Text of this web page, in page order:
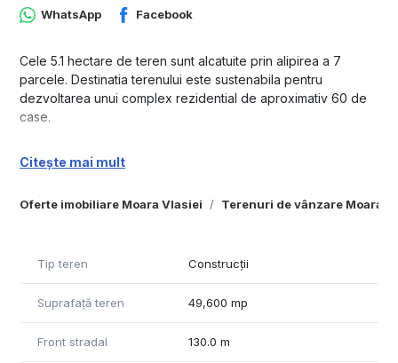
Oferte imobiliare Moara Vlasiei Terenuri de vânzare Moara
WhatsApp Facebook
Cele 5.1 hectare de teren sunt alcatuite prin alipirea a 7
parcele. Destinatia terenului este sustenabila pentru
dezvoltarea unui complex rezidential de aproximativ 60 de
case.
(extravilan) si este necesara implementarea unui PUZ (plan
permis.
Caciulati, in tarla 123 din comuna Moara Vlasiei, in apropierea
garii si la aproximativ 4 km de autostrada A3.
Citește mai mult
Tip teren Construcții
Suprafață teren 49,600 mp
Front stradal 130.0 m